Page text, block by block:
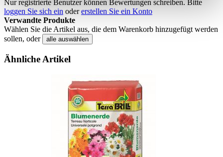
Nur registrierte Benutzer können Bewertungen schreiben. Bitte
loggen Sie sich ein odererstellen Sie ein Konto
Verwandte Produkte
Wählen Sie die Artikel aus, die dem Warenkorb hinzugefügt werden
sollen, oder
alle auswählen
Ähnliche Artikel